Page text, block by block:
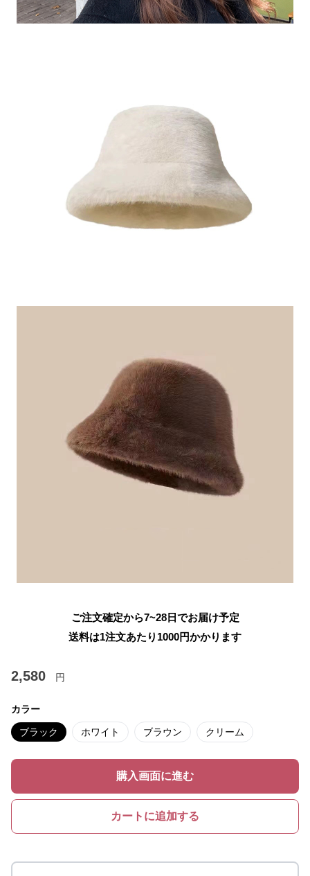
ご注文確定から7~28日でお届け予定
送料は1注文あたり 1000円かかります
2,580 円
カラー
ブラック ホワイト ブラウン クリーム
購入画面に進む
カートに追加する